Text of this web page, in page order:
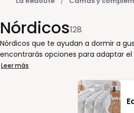
Nórdicos128
Nórdicos que te ayudan a dormir a
encontrarás opciones para adaptar
los modelos ligeros son ideales para
mantenimiento que te resulte más
relleno para repartir el calor de
deseado a cada lado. Un buen
Leer más